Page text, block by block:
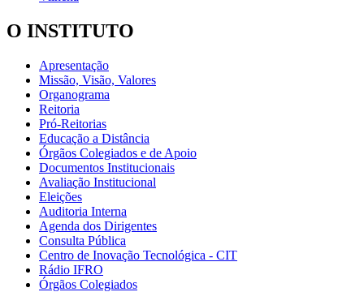
O INSTITUTO
Apresentação
Missão, Visão, Valores
Organograma
Reitoria
Pró-Reitorias
Educação a Distância
Órgãos Colegiados e de Apoio
Documentos Institucionais
Avaliação Institucional
Eleições
Auditoria Interna
Agenda dos Dirigentes
Consulta Pública
Centro de Inovação Tecnológica - CIT
Rádio IFRO
Órgãos Colegiados